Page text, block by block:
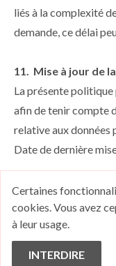
liés à la complexité
demande, ce délai
11. Mise à jour de
La présente
afin de tenir compte
relative aux données
Date de dernière
Certaines
cookies. Vous avez
à leur usage.